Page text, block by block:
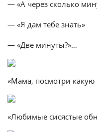
— «А через сколько
— «Я дам тебе знать»
— «Две минуты?»…
«Мама, посмотри какую
«Любимые сисястые